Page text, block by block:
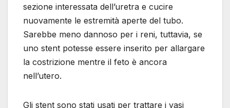
sezione interessata dell’uretra e cucire
nuovamente le estremità aperte del tubo.
Sarebbe meno dannoso per i reni, tuttavia, se
uno stent potesse essere inserito per allargare
la costrizione mentre il feto è ancora
nell’utero.
Gli stent sono stati usati per trattare i vasi